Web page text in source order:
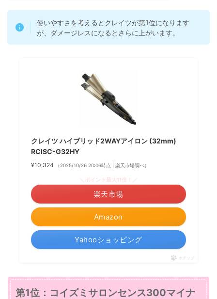
使いやすさを考えるとクレイツが第1位になります
が、ダメージレスになるとさらに上がいます。
クレイツ ハイブリッド2WAYアイロン (32mm)
RCISC-G32HY
¥10,324 （2025/10/26 20:06時点 | 楽天市場調べ）
Amazon
＼ポイント最大11倍！／
楽天市場
Yahooショッピング
ポチップ
第1位：コイズミサロンセンス300マイナ